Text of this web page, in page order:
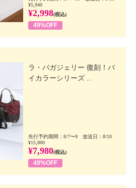
¥5,940
¥2,998(税込)
49%OFF
ラ・バガジェリー 復刻！バ
イカラーシリーズ ...
先行予約期間：8/7〜9 放送日：8/10
¥15,800
¥7,980(税込)
49%OFF